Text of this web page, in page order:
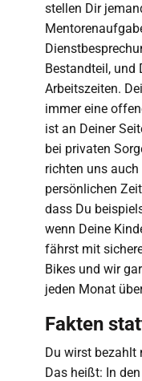
stellen Dir
Bestandteil, und
Arbeitszeiten.
immer eine
ist an Deiner
bei privaten
richten uns
persönlichen
dass Du
wenn Deine
fährst mit
Bikes und wir
jeden Monat
Fakten
Du wirst bezahlt
Das heißt: In